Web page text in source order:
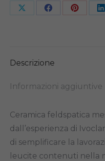
quantità
Share
Share Share
Descrizione
Informazioni aggiuntive
Ceramica feldspatica
dall’esperienza di
di semplificare la
leucite contenuti nella